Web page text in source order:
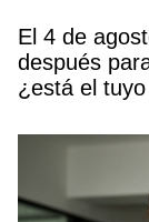
El 4 de
después
¿está el